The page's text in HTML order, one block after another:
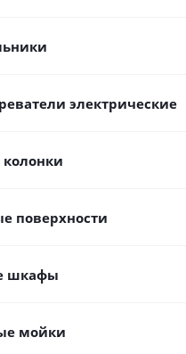
электрические
колонки
поверхности
шкафы
мойки